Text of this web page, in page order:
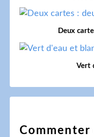
Deux
Vert